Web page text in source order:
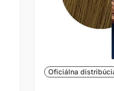
farby cez dĺžky môže viesť
ako si ich stav vyžaduje.
sekcie a primerané množstvo
Oficiálna